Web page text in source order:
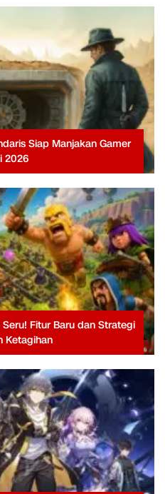
Siap Manjakan Gamer
2026
Fitur Baru dan Strategi
Ketagihan